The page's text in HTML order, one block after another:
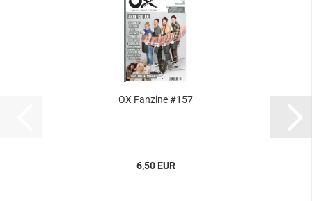
OX Fanzine #157
6,50 EUR